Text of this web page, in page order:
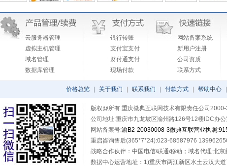
云服务器管理
虚拟主机管理
域名管理
数据库管理
银行转账
支付宝支付
财付通支付
现场付款
网站备案系统
新用户注册
公司资质
联系方式
价格总览 关于我们 联系我们 付款方式 帮助中心
版权@所有:重庆微典互联网技术有限责任公司
公司地址:重庆市九龙坡区渝州路126号12楼IDC办公
网站备案号:渝B2-20030008-3微典互联营业执照
重启咨询售后(365*7*24):023-68587976
战略合作伙伴：中国电信/联通/移动；域名代理:北
数据中心运营地址：1)重庆市两江新区水土云汉大